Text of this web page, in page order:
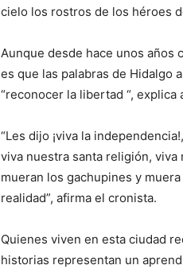
cielo los rostros de los héroes
Aunque desde hace unos años
es que las palabras de Hidalgo
“reconocer la libertad “,
“Les dijo ¡viva la
viva nuestra santa religión, viva
mueran los gachupines y
realidad”, afirma el cronista.
Quienes viven en esta ciudad
historias representan un